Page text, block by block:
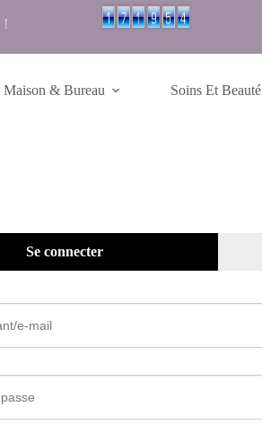
!
Maison & Bureau Soins Et Beauté
Se connecter